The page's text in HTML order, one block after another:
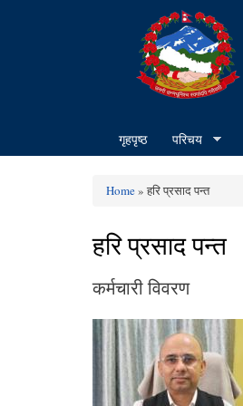
गृहपृष्ठ परिचय
You are here
Home» हरि प्रसाद पन्त
हरि प्रसाद पन्त
कर्मचारी विवरण